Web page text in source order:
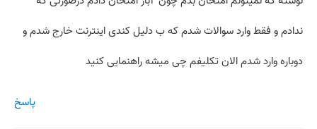
ندادم و فقط وارد سوالات شدم که ب دلیل کندی اینترنت خارج شدم و
دوباره وارد شدم الان تکلیفم چی میشه راهنمایی کنید
پاسخ